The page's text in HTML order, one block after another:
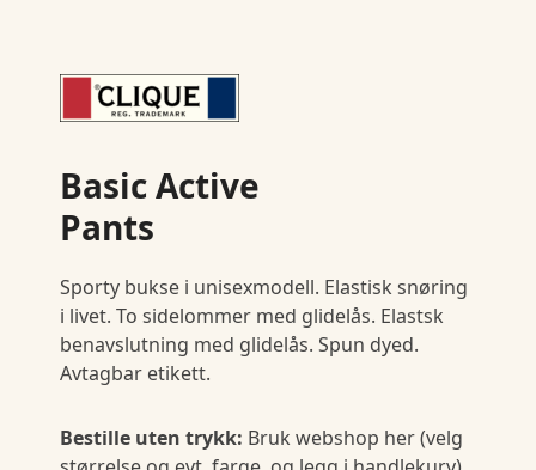
Basic Active
Pants
Sporty bukse i unisexmodell. Elastisk snøring
i livet. To sidelommer med glidelås. Elastsk
benavslutning med glidelås. Spun dyed.
Avtagbar etikett.
Bestille uten trykk: Bruk webshop her (velg